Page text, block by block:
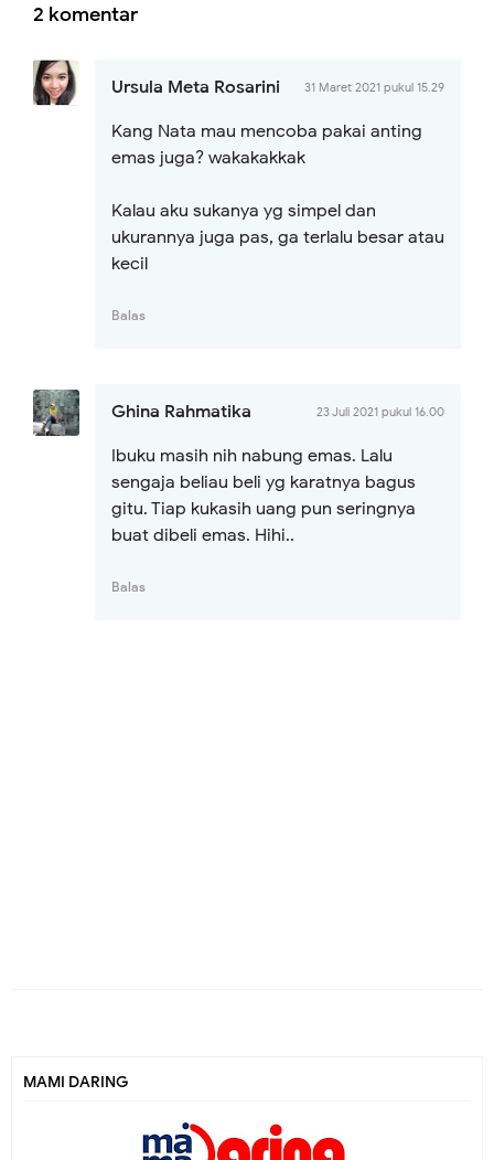
2 komentar
Ursula Meta Rosarini 31 Maret 2021 pukul 15.29
Kang Nata mau mencoba pakai anting
emas juga? wakakakkak
Kalau aku sukanya yg simpel dan
ukurannya juga pas, ga terlalu besar atau
kecil
Balas
Ghina Rahmatika 23 Juli 2021 pukul 16.00
Ibuku masih nih nabung emas. Lalu
sengaja beliau beli yg karatnya bagus
gitu. Tiap kukasih uang pun seringnya
buat dibeli emas. Hihi..
Balas
MAMI DARING